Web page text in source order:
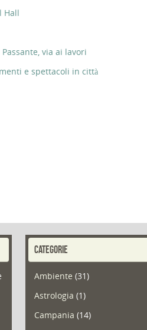
Hall
via ai lavori
e spettacoli in città
CATEGORIE
Ambiente (31)
Astrologia (1)
Campania (14)